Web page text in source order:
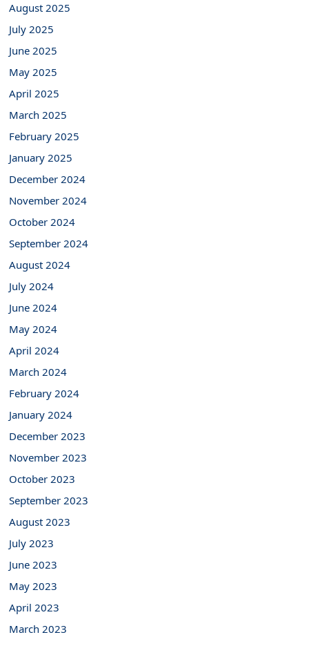
August 2025
July 2025
June 2025
May 2025
April 2025
March 2025
February 2025
January 2025
December 2024
November 2024
October 2024
September 2024
August 2024
July 2024
June 2024
May 2024
April 2024
March 2024
February 2024
January 2024
December 2023
November 2023
October 2023
September 2023
August 2023
July 2023
June 2023
May 2023
April 2023
March 2023